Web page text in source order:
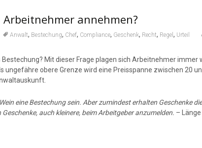
Arbeitnehmer annehmen?
Anwalt, Bestechung, Chef, Compliance, Geschenk, Recht, Regel , Urteil
Mit dieser Frage plagen sich Arbeitnehmer
obere Grenze wird eine Preisspanne zwischen 20
eine Bestechung sein. Aber zumindest erhalten Geschenke
auch kleinere, beim Arbeitgeber anzumelden. –